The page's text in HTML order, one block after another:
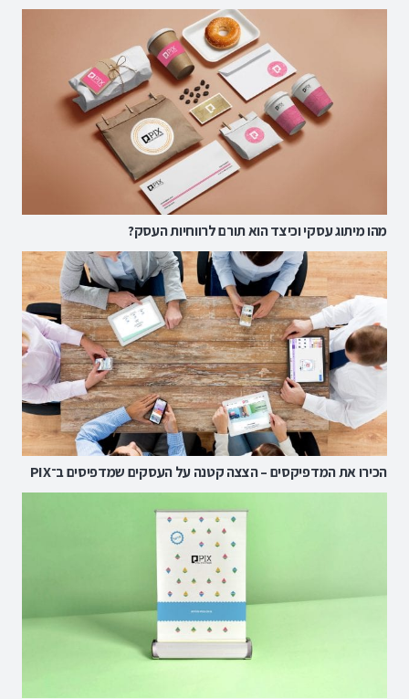
מהו מיתוג עסקי וכיצד הוא תורם לרווחיות העסק?
הכירו את המדפיקסים – הצצה קטנה על העסקים שמדפיסים ב־PIX